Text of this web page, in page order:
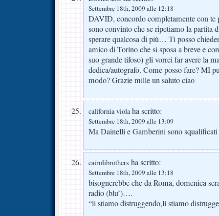
Settembre 18th, 2009 alle 12:18
DAVID, concordo completamente con te
sono convinto che se ripetiamo la partita
sperare qualcosa di più… Ti posso
amico di Torino che si sposa a breve e
suo grande tifoso) gli vorrei far avere la
dedica/autografo. Come posso fare? MI
modo? Grazie mille un saluto ciao
california violaha scritto:
Settembre 18th, 2009 alle 13:09
Ma Dainelli e Gamberini sono
cairolibrothers ha scritto:
Settembre 18th, 2009 alle 13:18
bisognerebbe che da Roma, domenica
radio (blu’)….
“li stiamo distruggendo,li stiamo